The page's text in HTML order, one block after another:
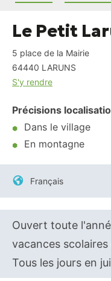
Le Petit
5 place de la Mairie
64440 LARUNS
S'y rendre
Précisions
Dans le village
En montagne
Français
Ouvert toute
vacances scolaires
Tous les jours en